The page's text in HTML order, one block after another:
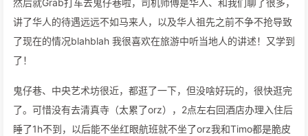
然后就Grab打车去鬼仔巷啦，司机师傅是华人、和我们聊了很多，
讲了华人的待遇远远不如马来人，以及华人祖先之前不争不抢导致
了现在的情况blahblah 我很喜欢在旅游中听当地人的讲述！又学到
了！
鬼仔巷、中央艺术坊很近，都逛了一下，但没啥好玩的，很快逛完
了。可惜没有去清真寺（太累了orz），2点左右回酒店办理入住后
睡了1h不到，以后能不坐红眼航班就不坐了orz我和Timo都是脆皮